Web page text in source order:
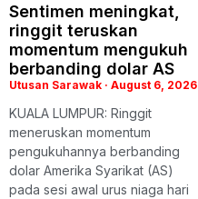
Sentimen meningkat,
ringgit teruskan
momentum mengukuh
berbanding dolar AS
Utusan Sarawak August 6, 2026
KUALA LUMPUR: Ringgit
meneruskan momentum
pengukuhannya berbanding
dolar Amerika Syarikat (AS)
pada sesi awal urus niaga hari